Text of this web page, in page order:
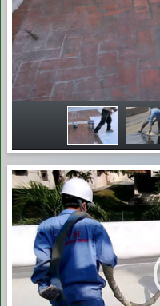
1
Xe hút1 khối
(0.7m³ - 1m³)
2
Xe hút 2 khối
3
Xe hút3 khối
4
Xe hút4 – 5
Các
phốt hiệu
chúng tôi